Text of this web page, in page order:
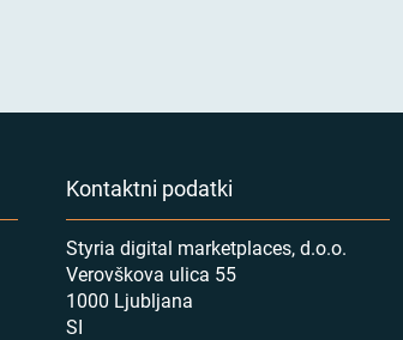
Kontaktni podatki
Styria digital marketplaces, d.o.o.
Verovškova ulica 55
1000 Ljubljana
SI